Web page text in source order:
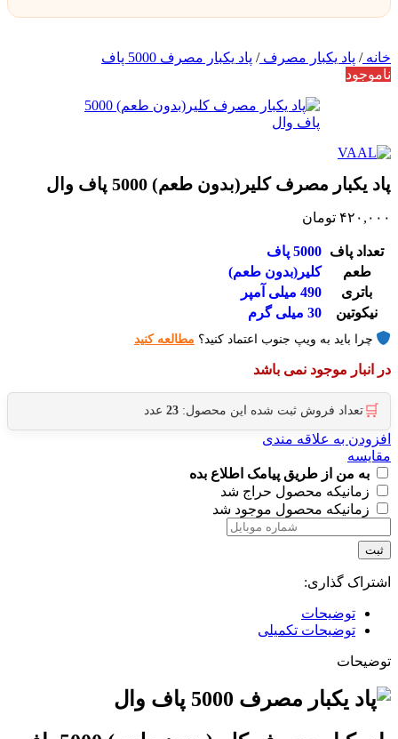
خانه/ پاد یکبار مصرف/ پاد یکبار مصرف 5000 پاف
ناموجود
پاد یکبار مصرف کلیر(بدون طعم) 5000 پاف وال
۴۲۰,۰۰۰ تومان
تعداد پاف 5000 پاف
طعم
کلیر(بدون طعم)
باتری
490 میلی آمپر
نیکوتین
30 میلی گرم
چرا باید به ویپ جنوب اعتماد کنید؟ مطالعه کنید
در انبار موجود نمی باشد
🛒 تعداد فروش ثبت شده این محصول: 23 عدد
افزودن به علاقه مندی
مقایسه
به من از طریق پیامک اطلاع بده
زمانیکه محصول حراج شد
زمانیکه محصول موجود شد
ثبت
اشتراک گذاری:
توضیحات
توضیحات تکمیلی
توضیحات